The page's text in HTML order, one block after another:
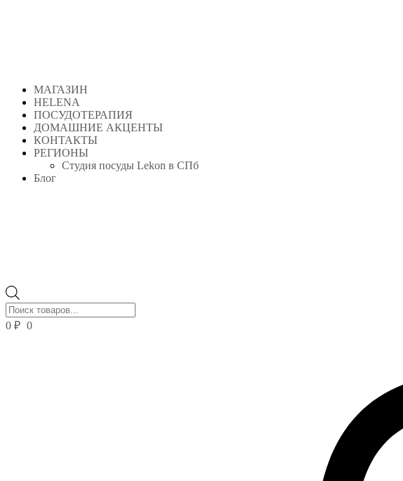
МАГАЗИН
HELENA
ПОСУДОТЕРАПИЯ
ДОМАШНИЕ АКЦЕНТЫ
КОНТАКТЫ
РЕГИОНЫ
Студия посуды Lekon в СПб
Блог
товаров
0 ₽ 0